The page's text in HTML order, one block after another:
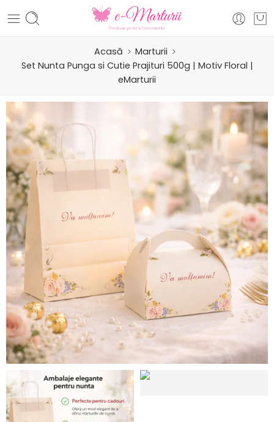
Acasă
Marturii
Set Nunta Punga si Cutie Prajituri 500g | Motiv Floral |
eMarturii